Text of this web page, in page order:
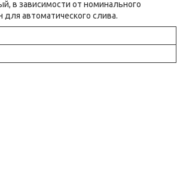
в зависимости от номинального
автоматического слива.